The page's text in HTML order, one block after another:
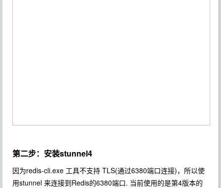
第二步：安装stunnel4
因为redis-cli.exe 工具不支持 TLS(通过6380端口连接)，所以使
用stunnel 来连接到Redis的6380端口. 当前使用的是第4版本的